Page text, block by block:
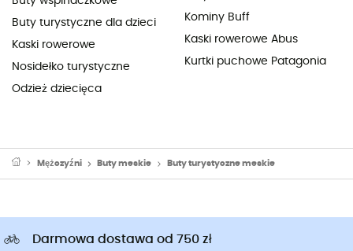
Buty turystyczne dla dzieci
Kaski rowerowe
Nosidełko turystyczne
Odzież dziecięca
Kominy Buff
Kaski rowerowe Abus
Kurtki puchowe Patagonia
Mężczyźni Buty meskie Buty turystyczne meskie
Darmowa dostawa od 750 zł